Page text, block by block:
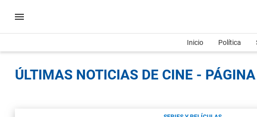
Inicio Política
ÚLTIMAS NOTICIAS DE CINE -